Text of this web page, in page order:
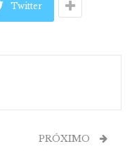
Twitter
PRÓXIMO